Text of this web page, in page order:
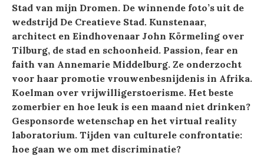
Stad van mijn Dromen. De winnende foto’s uit de
wedstrijd De Creatieve Stad. Kunstenaar,
architect en Eindhovenaar John Körmeling over
Tilburg, de stad en schoonheid. Passion, fear en
faith van Annemarie Middelburg. Ze onderzocht
voor haar promotie vrouwenbesnijdenis in Afrika.
Koelman over vrijwilligerstoerisme. Het beste
zomerbier en hoe leuk is een maand niet drinken?
Gesponsorde wetenschap en het virtual reality
laboratorium. Tijden van culturele confrontatie:
hoe gaan we om met discriminatie?